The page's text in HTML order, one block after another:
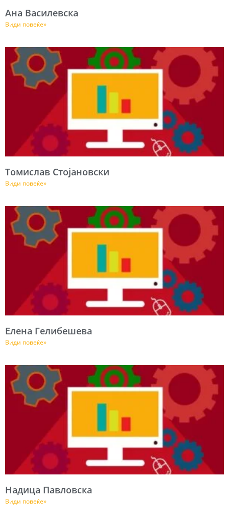
Aна Василевска
Види повеќе»
Томислав Стојановски
Види повеќе»
Елена Гелибешева
Види повеќе»
Надица Павловска
Види повеќе»